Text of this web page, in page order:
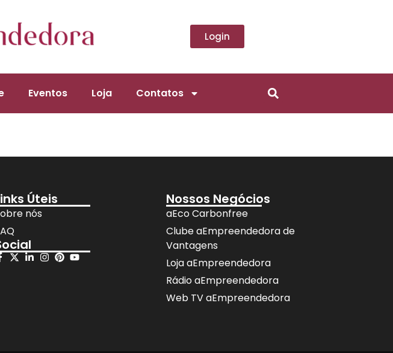
Login
Eventos Loja Contatos
Úteis
nós
Nossos Negócios
aEco Carbonfree
Clube aEmpreendedora de
Vantagens
Loja aEmpreendedora
Rádio aEmpreendedora
Web TV aEmpreendedora